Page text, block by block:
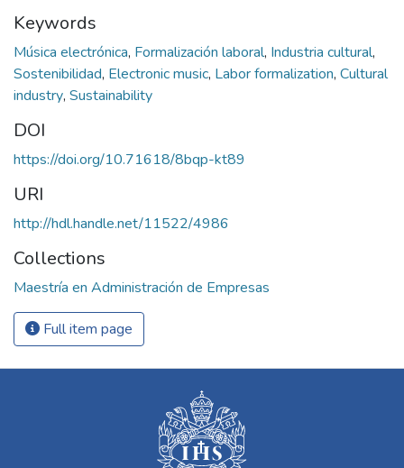
Keywords
Música electrónica, Formalización laboral, Industria cultural,
Sostenibilidad, Electronic music, Labor formalization, Cultural
industry, Sustainability
DOI
https://doi.org/10.71618/8bqp-kt89
URI
http://hdl.handle.net/11522/4986
Collections
Maestría en Administración de Empresas
Full item page